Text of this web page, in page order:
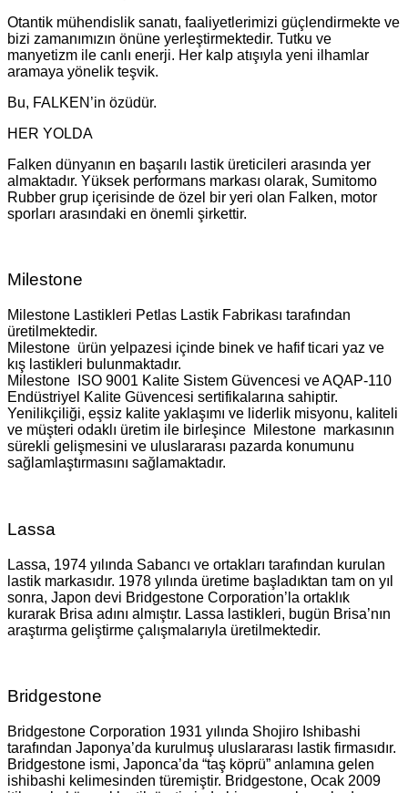
Otantik mühendislik sanatı, faaliyetlerimizi güçlendirmekte ve
bizi zamanımızın önüne yerleştirmektedir. Tutku ve
manyetizm ile canlı enerji. Her kalp atışıyla yeni ilhamlar
aramaya yönelik teşvik.
Bu, FALKEN’in özüdür.
HER YOLDA
Falken dünyanın en başarılı lastik üreticileri arasında yer
almaktadır. Yüksek performans markası olarak, Sumitomo
Rubber grup içerisinde de özel bir yeri olan Falken, motor
sporları arasındaki en önemli şirkettir.
Milestone
Milestone Lastikleri Petlas Lastik Fabrikası tarafından
üretilmektedir.
Milestone ürün yelpazesi içinde binek ve hafif ticari yaz ve
kış lastikleri bulunmaktadır.
Milestone ISO 9001 Kalite Sistem Güvencesi ve AQAP-110
Endüstriyel Kalite Güvencesi sertifikalarına sahiptir.
Yenilikçiliği, eşsiz kalite yaklaşımı ve liderlik misyonu, kaliteli
ve müşteri odaklı üretim ile birleşince Milestone markasının
sürekli gelişmesini ve uluslararası pazarda konumunu
sağlamlaştırmasını sağlamaktadır.
Lassa
Lassa, 1974 yılında Sabancı ve ortakları tarafından kurulan
lastik markasıdır. 1978 yılında üretime başladıktan tam on yıl
sonra, Japon devi Bridgestone Corporation’la ortaklık
kurarak Brisa adını almıştır. Lassa lastikleri, bugün Brisa’nın
araştırma geliştirme çalışmalarıyla üretilmektedir.
Bridgestone
Bridgestone Corporation 1931 yılında Shojiro Ishibashi
tarafından Japonya’da kurulmuş uluslararası lastik firmasıdır.
Bridgestone ismi, Japonca’da “taş köprü” anlamına gelen
ishibashi kelimesinden türemiştir. Bridgestone, Ocak 2009